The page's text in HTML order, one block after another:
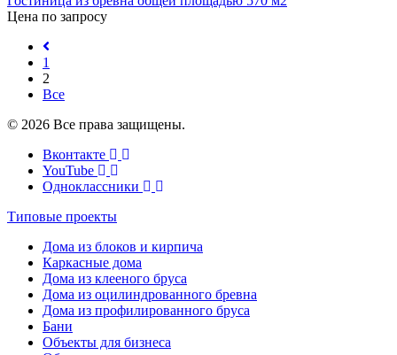
Цена по запросу
1
2
Все
© 2026 Все права защищены.
Вконтакте
YouTube
Одноклассники
Типовые проекты
Дома из блоков и кирпича
Каркасные дома
Дома из клееного бруса
Дома из оцилиндрованного бревна
Дома из профилированного бруса
Бани
Объекты для бизнеса